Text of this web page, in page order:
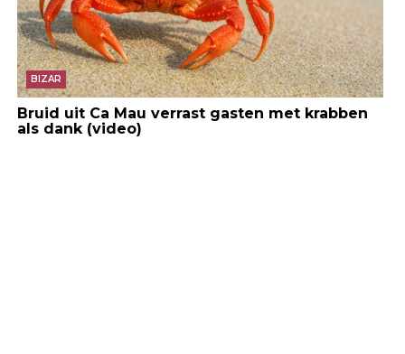
BIZAR
Bruid uit Ca Mau verrast gasten met krabben
als dank (video)